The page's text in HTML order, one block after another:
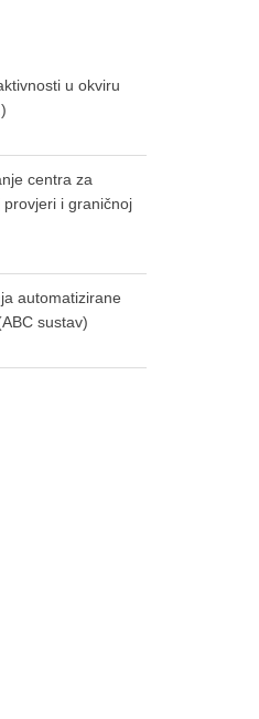
u okviru
centra za
i graničnoj
automatizirane
sustav)